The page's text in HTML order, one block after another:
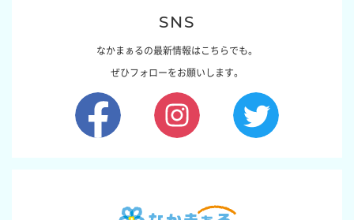
SNS
なかまぁるの最新情報はこちらでも。
ぜひフォローをお願いします。